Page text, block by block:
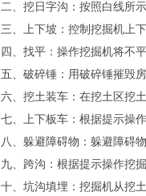
二、挖日字沟：按照白线所
三、上下坡：控制挖掘机上
四、找平：操作挖掘机将不
五、破碎锤：用破碎锤摧毁
六、挖土装车：在挖土区挖
七、上下板车：根据提示操
八、躲避障碍物：躲避障碍
九、跨沟：根据提示操作挖
十、坑沟填埋：挖掘机从挖